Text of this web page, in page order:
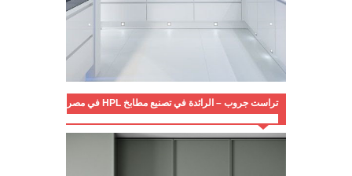
تراست جروب – الرائدة في تصنيع مطابخ HPL في مصر